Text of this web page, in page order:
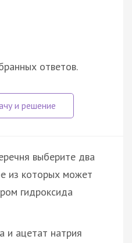
ответов.
выберите два
из которых может
гидроксида
и ацетат натрия